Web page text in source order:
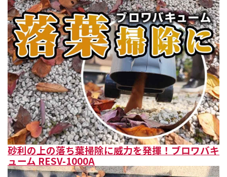
砂利の上の落ち葉掃除に威力を発揮！ブロワバキ
ューム RESV-1000A